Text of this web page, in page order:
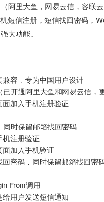
阿里大鱼，网易云信，容联
短信注册，短信找回密码，
大功能。
容，专为中国用户设计
开通阿里大鱼和网易云信，
加入手机注册验证
时保留邮箱找回密码
机注册验证
加入手机验证
密码，同时保留邮箱找回密
From调用
用户发送短信通知